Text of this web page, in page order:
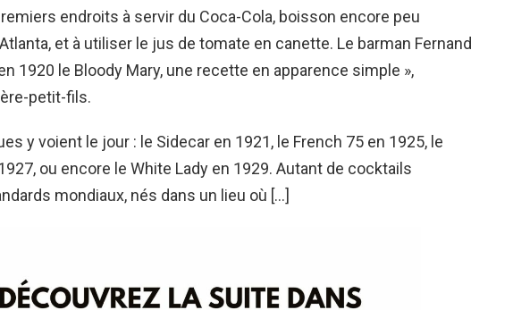
endroits à servir du Coca-Cola, boisson encore peu
et à utiliser le jus de tomate en canette. Le barman Fernand
1920 le Bloody Mary, une recette en apparence simple »,
petit-fils.
y voient le jour : le Sidecar en 1921, le French 75 en 1925, le
ou encore le White Lady en 1929. Autant de cocktails
mondiaux, nés dans un lieu où […]